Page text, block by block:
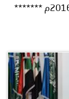
أجهزة مكافحة المخدرات تونس: 2016/10/28م *******